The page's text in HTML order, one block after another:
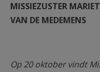
AANMELDEN
MISSIEZUSTER
VAN DE MEDEMENS
Op 20 oktober vindt